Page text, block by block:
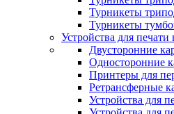
Турникеты
Турникеты
Устройства для
Двусторонние
Односторонние
Принтеры для
Ретрансферные
Устройства для